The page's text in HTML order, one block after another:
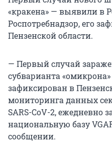
«кракена» — выявили в
Роспотребнадзор, его
Пензенской области.
— Первый случай
субварианта
зафиксирован в
мониторинга данных
SARS-CoV-2, ежедневно
национальную базу
сообщении.